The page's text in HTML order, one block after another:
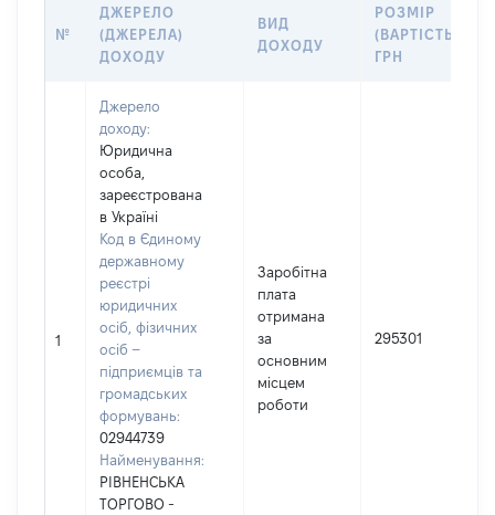
№
ДЖЕРЕЛО
(ДЖЕРЕЛА)
ДОХОДУ
ВИД
ДОХОДУ
РОЗМІР
(ВАРТІСТЬ),
ГРН
1
Джерело
доходу:
Юридична
особа,
зареєстрована
в Україні
Код в Єдиному
державному
реєстрі
юридичних
осіб, фізичних
осіб –
підприємців та
громадських
формувань:
02944739
Найменування:
РІВНЕНСЬКА
ТОРГОВО -
Заробітна
плата
отримана
за
основним
місцем
роботи
295301